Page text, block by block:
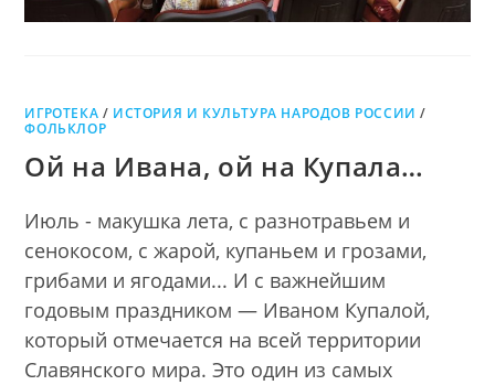
ИГРОТЕКА / ИСТОРИЯ И КУЛЬТУРА НАРОДОВ РОССИИ /
ФОЛЬКЛОР
Ой на Ивана, ой на Купала…
Июль - макушка лета, с разнотравьем и
сенокосом, с жарой, купаньем и грозами,
грибами и ягодами... И с важнейшим
годовым праздником — Иваном Купалой,
который отмечается на всей территории
Славянского мира. Это один из самых